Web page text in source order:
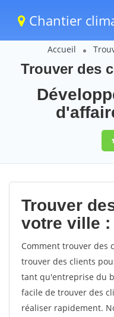
Chantier
Accueil
Trouver des
Trouver
votre ville
Comment trouver des
trouver des clients
tant qu'entreprise du
facile de trouver des
réaliser rapidement.